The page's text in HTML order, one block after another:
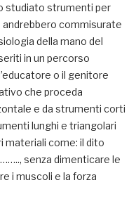
studiato strumenti per
commisurate
della mano del
in un percorso
o il genitore
che proceda
e da strumenti corti
lunghi e triangolari
come: il dito
senza dimenticare le
i muscoli e la forza